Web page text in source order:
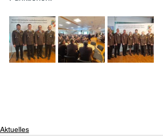
Aktuelles